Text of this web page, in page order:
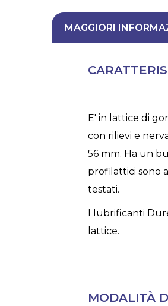
MAGGIORI
E' in lattice di
con rilievi e
56 mm. Ha un
profilattici sono
testati.
I lubrificanti
lattice.
MODALITÀ